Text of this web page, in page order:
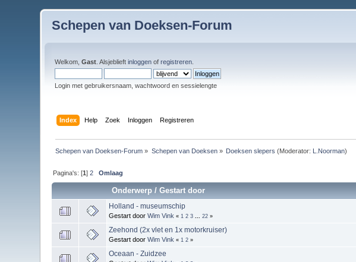
Schepen van Doeksen-Forum
Welkom,Gast . Alsjeblieftinloggen ofregistreren
Login met gebruikersnaam, wachtwoord en sessielengte
Index Help Zoek Inloggen Registreren
Schepen van Doeksen-Forum » Schepen van Doeksen» Doeksen slepers (Moderator: L.Noorman)
Pagina's: [1]2 Omlaag
Onderwerp /Gestart door
Holland - museumschip
Gestart doorWim Vink « 1 2 3 ...22 »
Zeehond (2x vlet en 1x motorkruiser)
Gestart doorWim Vink « 1 2 »
Oceaan - Zuidzee